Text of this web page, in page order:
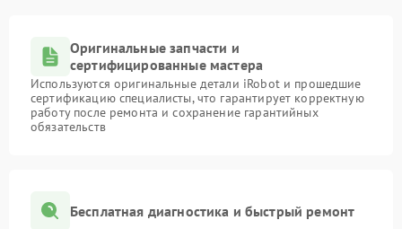
Оригинальные запчасти и
сертифицированные мастера
Используются оригинальные детали iRobot и прошедшие
сертификацию специалисты, что гарантирует корректную
работу после ремонта и сохранение гарантийных
обязательств
Бесплатная диагностика и быстрый ремонт